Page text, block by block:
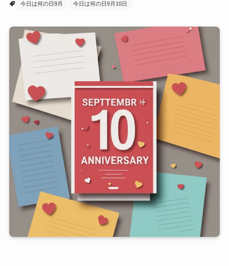
今日は何の日9月
今日は何の日9月10日